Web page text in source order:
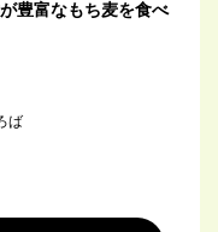
豊富なもち麦を食べ
ば